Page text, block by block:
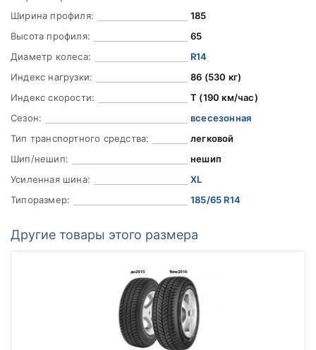
Ширина профиля:
185
Высота профиля:
65
Диаметр колеса:
R14
Индекс нагрузки:
86 (530 кг)
Индекс скорости:
T (190 км/час)
Сезон:
всесезонная
Тип транспортного средства:
легковой
Шип/нешип:
нешип
Усиленная шина:
XL
Типоразмер:
185/65 R14
Другие товары этого размера